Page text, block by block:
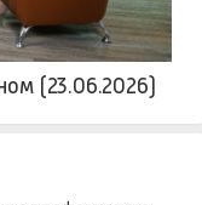
(23.06.2026)